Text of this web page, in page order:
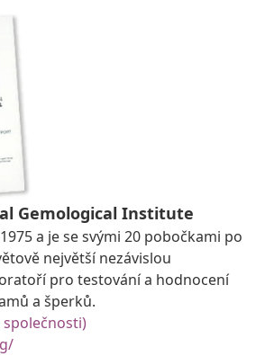
Gemological Institute
a je se svými 20 pobočkami po
největší nezávislou
pro testování a hodnocení
a šperků.